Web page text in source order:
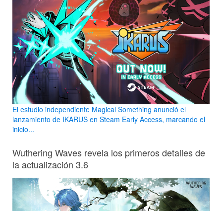
El estudio independiente Magical Something anunció el
lanzamiento de IKARUS en Steam Early Access, marcando el
inicio...
Wuthering Waves revela los primeros detalles de
la actualización 3.6